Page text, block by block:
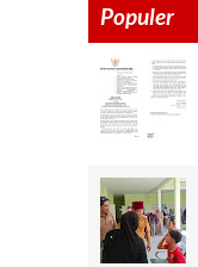
Populer